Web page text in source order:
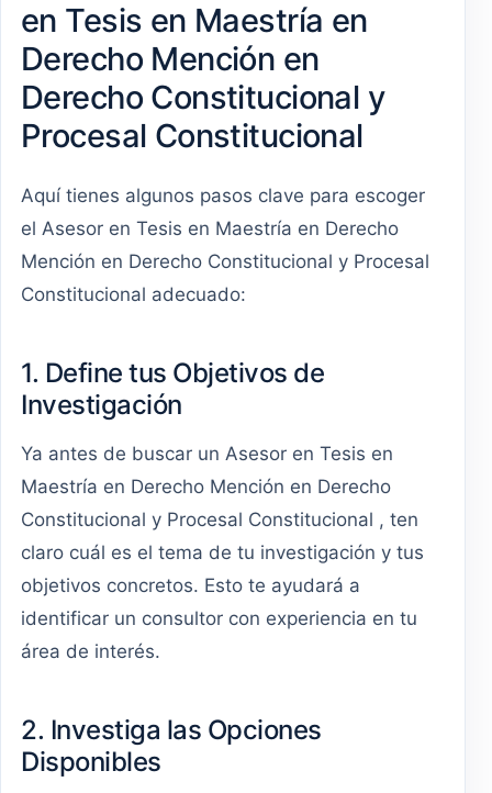
en Tesis en Maestría en
Derecho Mención en
Derecho Constitucional y
Procesal Constitucional
Aquí tienes algunos pasos clave para escoger
el Asesor en Tesis en Maestría en Derecho
Mención en Derecho Constitucional y Procesal
Constitucional adecuado:
1. Define tus Objetivos de
Investigación
Ya antes de buscar un Asesor en Tesis en
Maestría en Derecho Mención en Derecho
Constitucional y Procesal Constitucional , ten
claro cuál es el tema de tu investigación y tus
objetivos concretos. Esto te ayudará a
identificar un consultor con experiencia en tu
área de interés.
2. Investiga las Opciones
Disponibles